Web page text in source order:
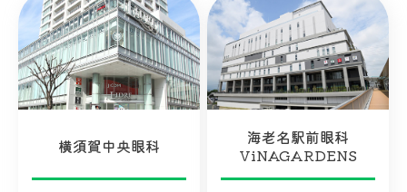
横須賀中央眼科
海老名駅前眼科
ViNAGARDENS